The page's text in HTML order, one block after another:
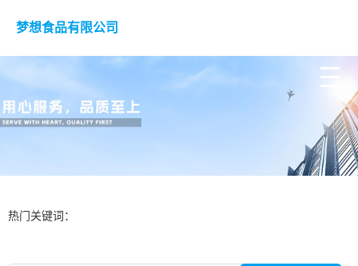
梦想食品有限公司
热门关键词：